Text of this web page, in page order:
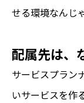
せる環境なんじ
配属先は、
サービスプラン
いサービスを作